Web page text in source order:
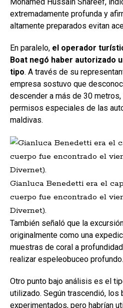
extremadamente profunda y
altamente preparados evitan
En paralelo, el operador
Boat negó haber autorizado
tipo. A través de su
empresa sostuvo que
descender a más de 30
permisos especiales de las
maldivas.
Gianluca Benedetti era el
cuerpo fue encontrado el
Divernet).
También señaló que la
originalmente como una
muestras de coral a
realizar espeleobuceo profundo.
Otro punto bajo análisis es el
utilizado. Según trascendió, los
experimentados, pero habrían